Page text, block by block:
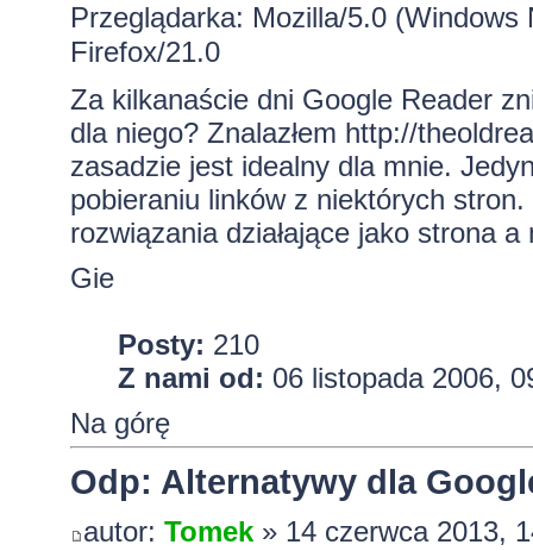
Przeglądarka: Mozilla/5.0
Firefox/21.0
Za kilkanaście dni Google Reader
dla niego? Znalazłem http://
zasadzie jest idealny dla mnie.
pobieraniu linków z niektórych
rozwiązania działające jako strona
Gie
Posty: 210
Z nami od: 06 listopada 2006,
Na górę
Odp: Alternatywy dla
autor: Tomek» 14 czerwca 2013,